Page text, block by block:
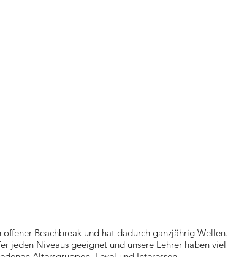
offener Beachbreak und hat dadurch ganzjährig Wellen.
jeden Niveaus geeignet und unsere Lehrer haben viel